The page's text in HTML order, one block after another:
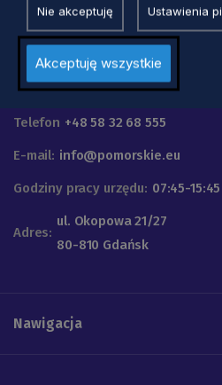
Urząd Marszałkowski
Województwa Pomorskiego
Telefon +48 58 32 68 555
E-mail: info@pomorskie.eu
Godziny pracy urzędu: 07:45-15:45
Adres:
ul. Okopowa 21/27
80-810 Gdańsk
Nawigacja
Nie akceptuję Ustawienia
Akceptuję wszystkie